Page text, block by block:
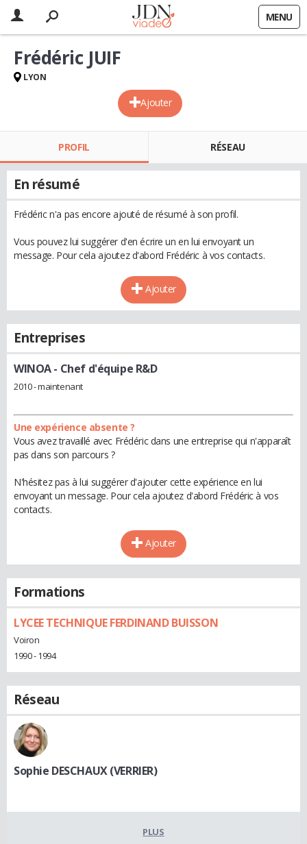
MENU
Ajouter
Frédéric JUIF
LYON
PROFIL RÉSEAU
En résumé
Frédéric n'a pas encore ajouté de résumé à son profil.
Vous pouvez lui suggérer d'en écrire un en lui envoyant un
message. Pour cela ajoutez d'abord Frédéric à vos contacts.
Ajouter
Entreprises
WINOA- Chef d'équipe R&D
2010 - maintenant
Une expérience absente ?
Vous avez travaillé avec Frédéric dans une entreprise qui n'apparaît
pas dans son parcours ?
N'hésitez pas à lui suggérer d'ajouter cette expérience en lui
envoyant un message. Pour cela ajoutez d'abord Frédéric à vos
contacts.
Ajouter
Formations
LYCEE TECHNIQUE FERDINAND BUISSON
Voiron
1990 - 1994
Réseau
Sophie DESCHAUX (VERRIER)
PLUS